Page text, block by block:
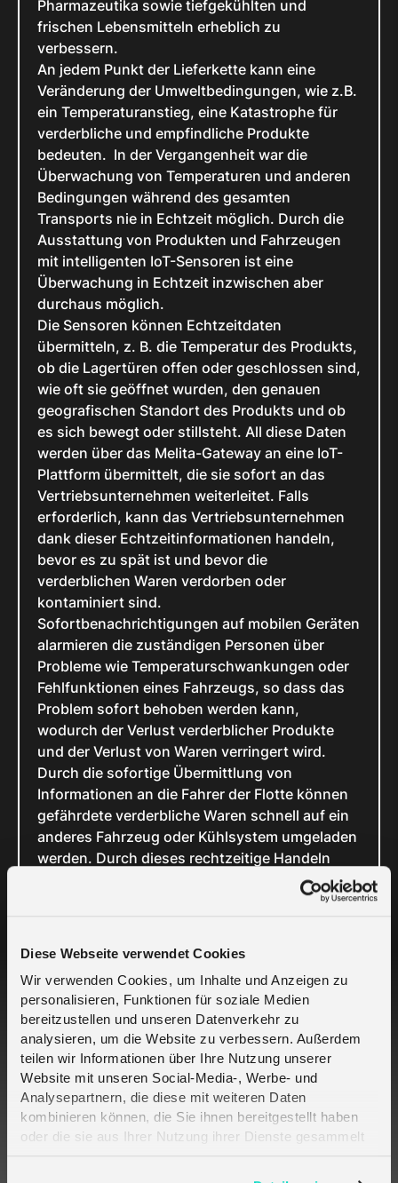
Diese Webseite verwendet Cookies
Wir verwenden Cookies, um Inhalte und Anzeigen zu
personalisieren, Funktionen für soziale Medien
bereitzustellen und unseren Datenverkehr zu
analysieren, um die Website zu verbessern. Außerdem
teilen wir Informationen über Ihre Nutzung unserer
Website mit unseren Social-Media-, Werbe- und
Analysepartnern, die diese mit weiteren Daten
kombinieren können, die Sie ihnen bereitgestellt haben
oder die sie aus Ihrer Nutzung ihrer Dienste gesammelt
Pharmazeutika sowie tiefgekühlten und
frischen Lebensmitteln erheblich zu
verbessern.
An jedem Punkt der Lieferkette kann eine
Veränderung der Umweltbedingungen, wie z.B.
ein Temperaturanstieg, eine Katastrophe für
verderbliche und empfindliche Produkte
bedeuten. In der Vergangenheit war die
Überwachung von Temperaturen und anderen
Bedingungen während des gesamten
Transports nie in Echtzeit möglich. Durch die
Ausstattung von Produkten und Fahrzeugen
mit intelligenten IoT-Sensoren ist eine
Überwachung in Echtzeit inzwischen aber
durchaus möglich.
Die Sensoren können Echtzeitdaten
übermitteln, z. B. die Temperatur des Produkts,
ob die Lagertüren offen oder geschlossen sind,
wie oft sie geöffnet wurden, den genauen
geografischen Standort des Produkts und ob
es sich bewegt oder stillsteht. All diese Daten
werden über das Melita-Gateway an eine IoT-
Plattform übermittelt, die sie sofort an das
Vertriebsunternehmen weiterleitet. Falls
erforderlich, kann das Vertriebsunternehmen
dank dieser Echtzeitinformationen handeln,
bevor es zu spät ist und bevor die
verderblichen Waren verdorben oder
kontaminiert sind.
Sofortbenachrichtigungen auf mobilen Geräten
alarmieren die zuständigen Personen über
Probleme wie Temperaturschwankungen oder
Fehlfunktionen eines Fahrzeugs, so dass das
Problem sofort behoben werden kann,
wodurch der Verlust verderblicher Produkte
und der Verlust von Waren verringert wird.
Durch die sofortige Übermittlung von
Informationen an die Fahrer der Flotte können
gefährdete verderbliche Waren schnell auf ein
anderes Fahrzeug oder Kühlsystem umgeladen
werden. Durch dieses rechtzeitige Handeln
kann die Produktqualität bewahrt, der Abfall
reduziert und sichergestellt werden, dass die
Unternehmen die Grundlage für die
Optimierung von Prozessen und operativen
Systemen, um die Kunden besser bedienen zu
können und die Verschwendung zu reduzieren,
was letztendlich zu einer Verbesserung des
Ergebnisses und der Kundenzufriedenheit
führt. Wenn Sie mehr darüber erfahren
möchten, wiemelita.io Ihr Bauunternehmen bei
Dinge unterstützen kann, kontaktieren Sie uns.